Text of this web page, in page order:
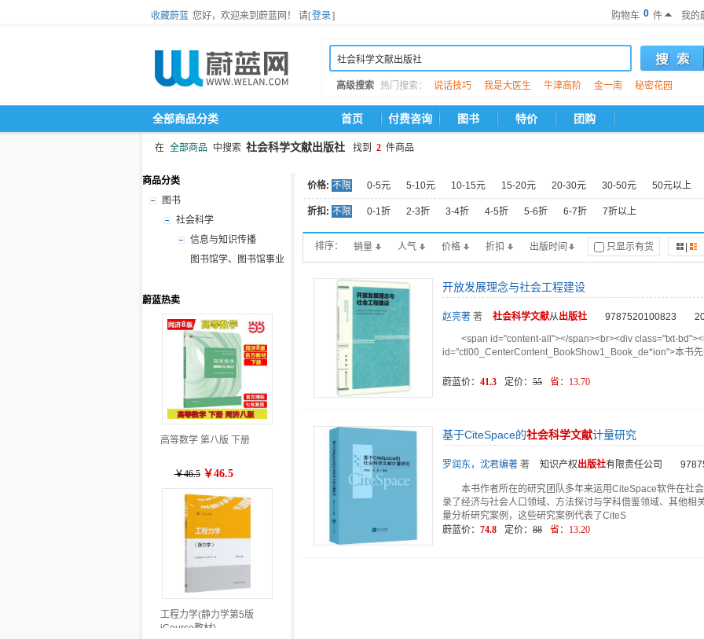
收藏蔚蓝 您好，欢迎来到蔚蓝网！ 请[登录] 购物车 0 件 我的
高级搜索 热门搜索： 说话技巧 我是大医生 牛津高阶 金一南 秘密花园
全部商品分类 首页 付费咨询 图书 特价 团购
在 全部商品 中搜索 社会科学文献出版社 找到 2 件商品
商品分类
图书
社会科学
信息与知识传播
图书馆学、图书馆事业
蔚蓝热卖
高等数学 第八版 下册
￥46.5 ￥46.5
工程力学(静力学第5版
iCourse教材)
价格: 不限 0-5元 5-10元 10-15元 15-20元 20-30元 30-50元 50元以上
折扣: 不限 0-1折 2-3折 3-4折 4-5折 5-6折 6-7折 7折以上
排序： 销量 人气 价格 折扣 出版时间 只显示有货
开放发展理念与社会工程建设
赵亮著 著 社会科学文献从出版社 9787520100823
<span id="content-all"></span><br><div class="txt-
id="ctl00_CenterContent_BookShow1_Book_de*ion">本书
蔚蓝价： 41.3 定价： 55 省： 13.70
基于CiteSpace的社会科学文献计量研究
罗润东，沈君编著 著 知识产权出版社有限责任公司
本书作者所在的研究团队多年来运用CiteSpace软件在社
录了经济与社会人口领域、方法探讨与学科借鉴领域、其他
量分析研究案例，这些研究案例代表了CiteS
蔚蓝价： 74.8 定价： 88 省： 13.20